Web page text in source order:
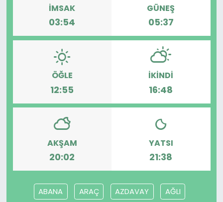
İMSAK
03:54
GÜNEŞ
05:37
ÖĞLE
12:55
İKINDI
16:48
AKŞAM
20:02
YATSI
21:38
ABANA ARAÇ AZDAVAY
AĞLI